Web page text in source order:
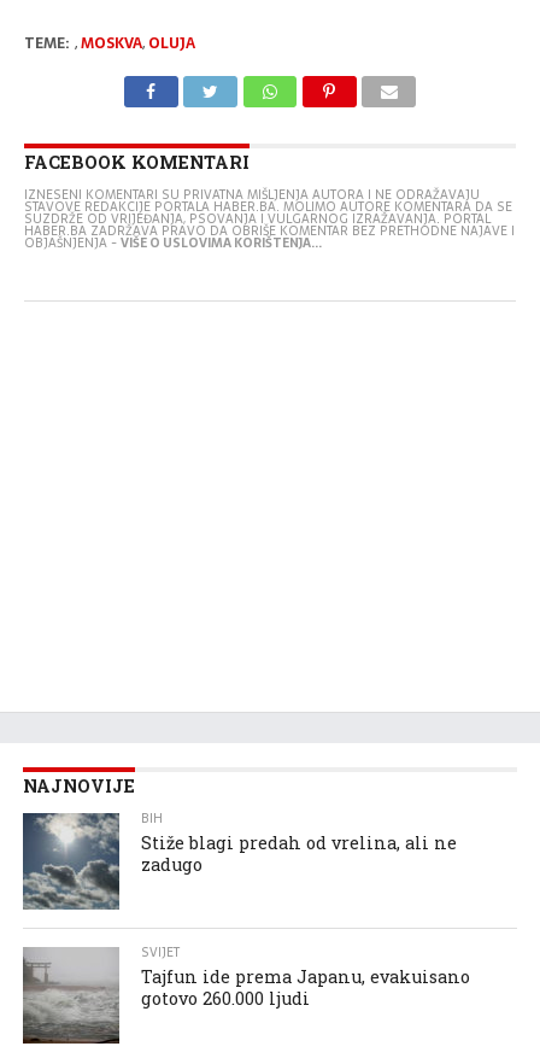
TEME: ,MOSKVA, OLUJA
FACEBOOK KOMENTARI
IZNESENI KOMENTARI SU PRIVATNA MIŠLJENJA AUTORA I NE ODRAŽAVAJU
STAVOVE REDAKCIJE PORTALA HABER.BA. MOLIMO AUTORE KOMENTARA DA SE
SUZDRŽE OD VRIJEĐANJA, PSOVANJA I VULGARNOG IZRAŽAVANJA. PORTAL
HABER.BA ZADRŽAVA PRAVO DA OBRIŠE KOMENTAR BEZ PRETHODNE NAJAVE I
OBJAŠNJENJA -VIŠE O USLOVIMA KORIŠTENJA...
NAJNOVIJE
BIH
Stiže blagi predah od vrelina, ali ne
zadugo
SVIJET
Tajfun ide prema Japanu, evakuisano
gotovo 260.000 ljudi